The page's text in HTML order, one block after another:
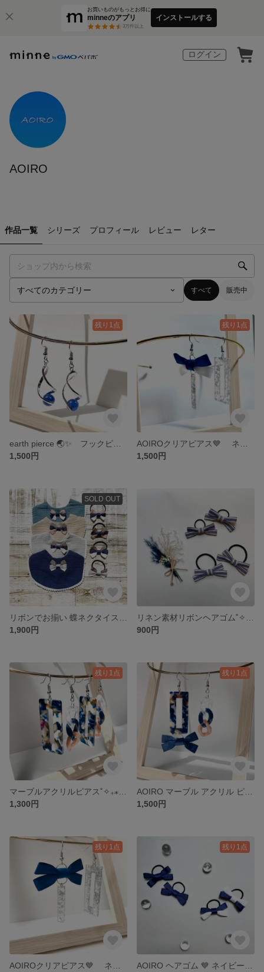
お買いものがもっとお得に
minneのアプリ
3万件以上
インストールする
ログイン
AOIRO
作品一覧 シリーズ プロフィール レビュー レター
すべて 販売中
残り1点
1,500円
残り1点
1,500円
SOLD OUT
1,900円
900円
残り1点
1,300円
残り1点
1,500円
残り1点 残り1点